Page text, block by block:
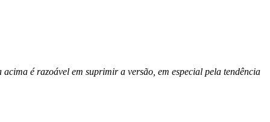
é razoável em suprimir a versão, em especial pela tendência